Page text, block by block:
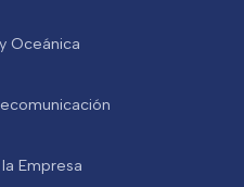
Oceánica
Empresa